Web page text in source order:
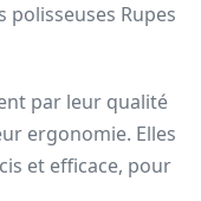
polisseuses Rupes
par leur qualité
ergonomie. Elles
et efficace, pour